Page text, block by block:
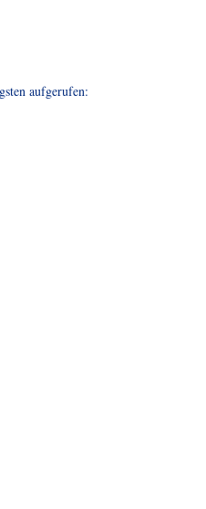
aufgerufen: